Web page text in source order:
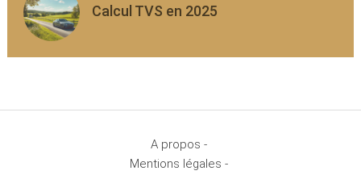
Calcul TVS en 2025
A propos -
Mentions légales -